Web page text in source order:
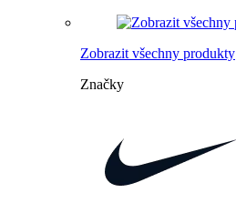
Zobrazit všechny produkty
Značky